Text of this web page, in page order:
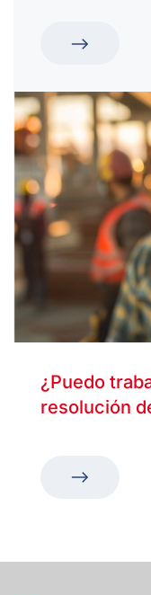
¿Puedo
resolución